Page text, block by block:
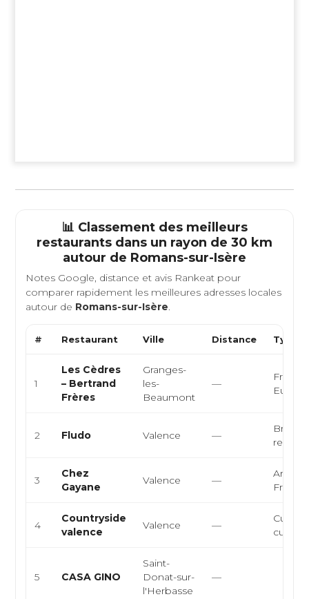
📊 Classement des meilleurs
restaurants dans un rayon de 30 km
autour de Romans-sur-Isère
Notes Google, distance et avis Rankeat pour
comparer rapidement les meilleures adresses locales
autour de Romans-sur-Isère.
# Restaurant Ville Distance Type
1
Les Cèdres
– Bertrand
Frères
Granges-
les-
Beaumont
—
2 Fludo Valence —
3
Chez
Gayane
Valence —
4
Countryside
valence
Valence —
curry,
5 CASA GINO
Saint-
Donat-sur-
l'Herbasse
—